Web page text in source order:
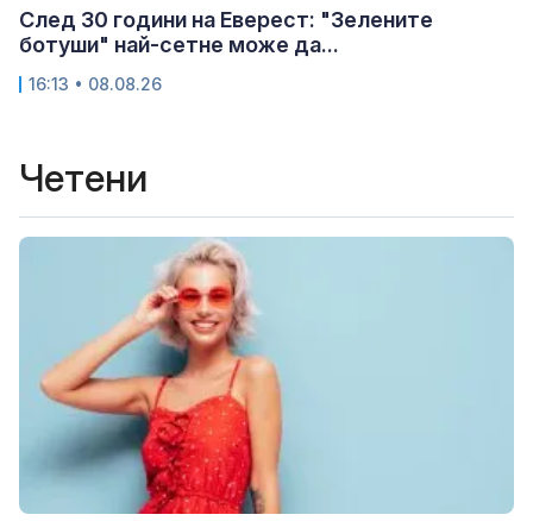
След 30 години на Еверест: "Зелените
ботуши" най-сетне може да...
16:13 • 08.08.26
Четени